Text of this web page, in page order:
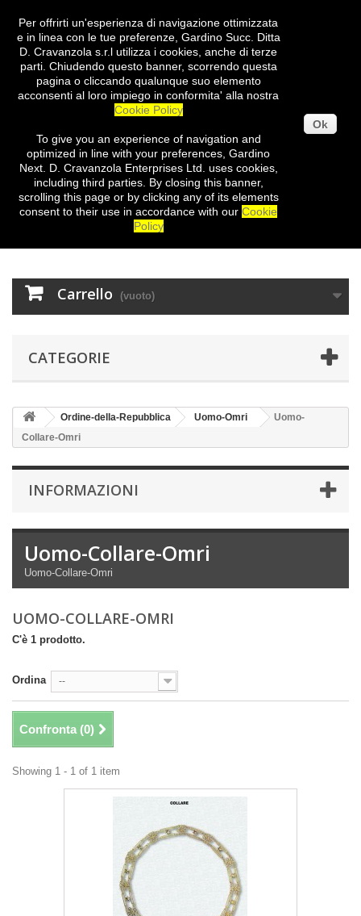
Carrello (vuoto)
CATEGORIE
Ordine-della-Repubblica Uomo-Omri
Uomo-
Collare-Omri
INFORMAZIONI
Uomo-Collare-Omri
Uomo-Collare-Omri
UOMO-COLLARE-OMRI
C'è 1 prodotto.
Ordina --
Confronta (0)
Showing 1 - 1 of 1 item
Per offrirti un'esperienza di navigazione ottimizzata
e in linea con le tue preferenze, Gardino Succ. Ditta
D. Cravanzola s.r.l utilizza i cookies, anche di terze
parti. Chiudendo questo banner, scorrendo questa
pagina o cliccando qualunque suo elemento
acconsenti al loro impiego in conformita' alla nostra
Cookie Policy
To give you an experience of navigation and
optimized in line with your preferences Gardino
Next. D. Cravanzola Enterprises Ltd. uses cookies,
including third parties. By closing this banner,
scrolling this page or by clicking any of its elements
consent to their use in accordance with our Cookie
Policy
Ok